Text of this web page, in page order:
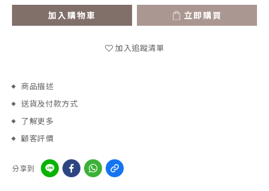
加入購物車 立即購買
加入追蹤清單
商品描述
送貨及付款方式
了解更多
顧客評價
分享到